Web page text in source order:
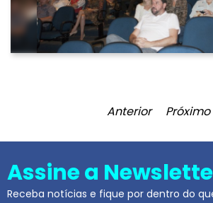
Anterior Próximo
Assine a
Receba notícias e fique por dentro do